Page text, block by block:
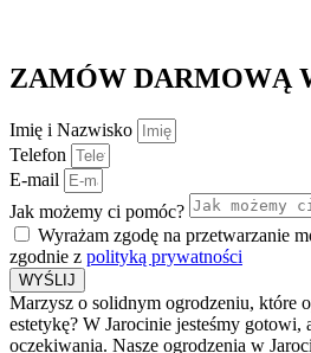
ZAMÓW DARMOWĄ
Imię i Nazwisko
Telefon
E-mail
Jak możemy ci pomóc?
Wyrażam zgodę na przetwarzanie
zgodnie z polityką prywatności
WYŚLIJ
Marzysz o solidnym ogrodzeniu, które
estetykę? W Jarocinie jesteśmy gotowi,
oczekiwania. Nasze ogrodzenia w